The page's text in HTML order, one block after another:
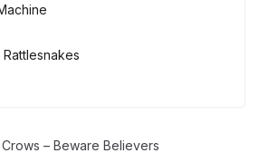
– Beware Believers